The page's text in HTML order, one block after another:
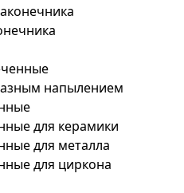
напылением
для керамики
для металла
для циркона